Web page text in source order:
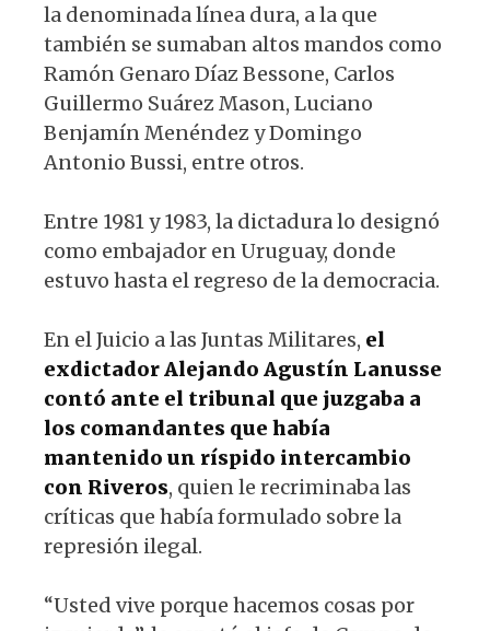
la denominada línea dura, a la que
también se sumaban altos mandos como
Ramón Genaro Díaz Bessone, Carlos
Guillermo Suárez Mason, Luciano
Benjamín Menéndez y Domingo
Antonio Bussi, entre otros.
Entre 1981 y 1983, la dictadura lo designó
como embajador en Uruguay, donde
estuvo hasta el regreso de la democracia.
En el Juicio a las Juntas Militares, el
exdictador Alejando Agustín Lanusse
contó ante el tribunal que juzgaba a
los comandantes que había
mantenido un ríspido intercambio
con Riveros, quien le recriminaba las
críticas que había formulado sobre la
represión ilegal.
“Usted vive porque hacemos cosas por